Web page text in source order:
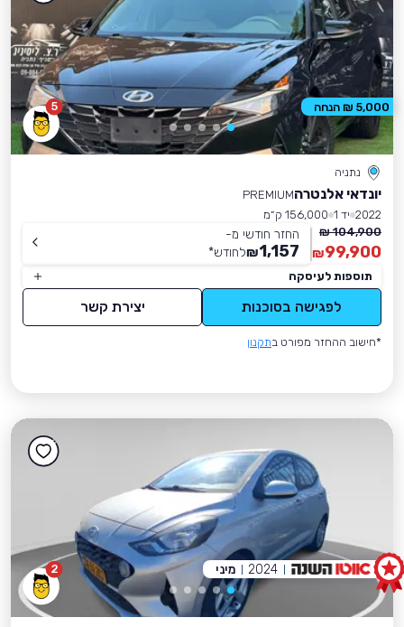
5
נתניה
יונדאי אלנטרהPREMIUM
2022 יד 1
156,000 ק״מ
104,900 ₪
99,900
₪
החזר חודשי מ-
1,157
₪לחודש*
תוספות לעיסקה
לפגישה בסוכנות יצירת קשר
*חישוב ההחזר מפורט בתקנון
5,000 ₪ הנחה
2 2024 מיני